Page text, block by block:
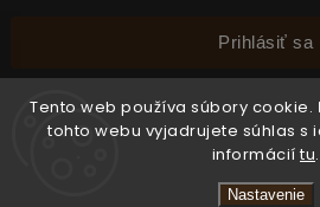
Tento web používa súbory
tohto webu vyjadrujete súhlas s
informácií tu.
Nastavenie
Prihlásiť sa
Copyright 2026INTERMEDIC SK.